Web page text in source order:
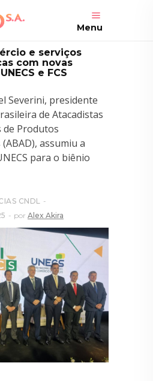
Menu
e serviços
com novas
e FCS
Severini, presidente
de Atacadistas
Produtos
assumiu a
para o biênio
CNDL
por Alex Akira